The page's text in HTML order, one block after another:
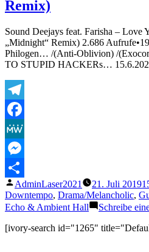
Remix)
Sound Deejays feat. Farisha – Love
„Midnight“ Remix) 2.686
Philogen… /(Anti-Oblivion) /
TO STUPID HACKERs…
Telegram
Facebook
MeWe
Messenger
Teilen
Veröffentlicht
von
AdminLaser2021 21. Juli 2019
Downtempo, Drama/Melancholic,
Echo & Ambient Hall
Schreibe
[ivory-search id="1265"